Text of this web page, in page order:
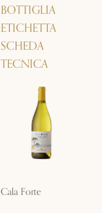
BOTTIGLIA
ETICHETTA
SCHEDA
TECNICA
Cala Forte